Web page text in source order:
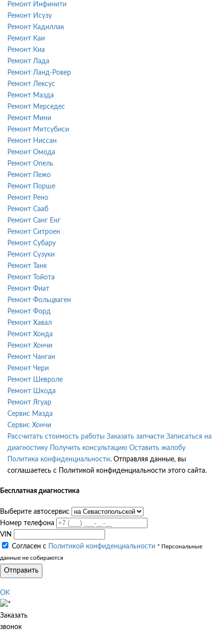
Ремонт Инфинити
Ремонт Исузу
Ремонт Кадиллак
Ремонт Каи
Ремонт Киа
Ремонт Лада
Ремонт Ланд-Ровер
Ремонт Лексус
Ремонт Мазда
Ремонт Мерседес
Ремонт Мини
Ремонт Митсубиси
Ремонт Ниссан
Ремонт Омода
Ремонт Опель
Ремонт Пежо
Ремонт Порше
Ремонт Рено
Ремонт Сааб
Ремонт Санг Енг
Ремонт Ситроен
Ремонт Субару
Ремонт Сузуки
Ремонт Танк
Ремонт Тойота
Ремонт Фиат
Ремонт Фольцваген
Ремонт Форд
Ремонт Хавал
Ремонт Хонда
Ремонт Хончи
Ремонт Чанган
Ремонт Чери
Ремонт Шевроле
Ремонт Шкода
Ремонт Ягуар
Сервис Мазда
Сервис Хончи
Рассчитать стоимость работы Заказать запчасти Записаться на
диагностику
Получить консультацию Оставить жалобу
Политика конфиденциальности. Отправляя данные, вы
соглашаетесь с Политикой конфиденциальности этого сайта.
Бесплатная диагностика
Выберите автосервис
Номер телефона
VIN
Согласен с
Политикой конфиденциальности * Персональные
данные не собираются
Отправить
OK
Заказать
звонок